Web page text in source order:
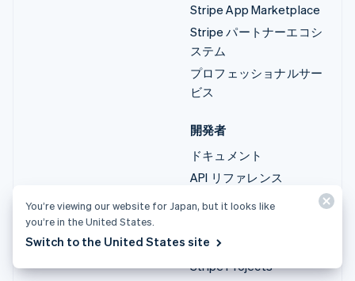
Stripe App Marketplace
Stripe パートナーエコシ
ステム
プロフェッショナルサー
ビス
開発者
ドキュメント
API リファレンス
API ステータス
ライブラリーと SDK
Stripe Projects
You’re viewing our website for Japan, but it looks like
you’re in the United States.
Switch to the United States site